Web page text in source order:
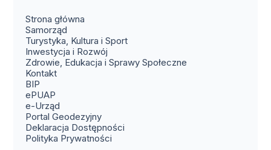
Strona główna
Samorząd
Turystyka, Kultura i Sport
Inwestycja i Rozwój
Zdrowie, Edukacja i Sprawy Społeczne
Kontakt(otwiera się w nowym oknie)
BIP
ePUAP
e-Urząd
Portal Geodezyjny(otwiera się w nowym oknie)
Deklaracja Dostępności
Polityka Prywatności